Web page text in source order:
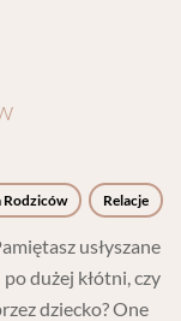
Rodziców Relacje
usłyszane
po dużej kłótni, czy
dziecko? One